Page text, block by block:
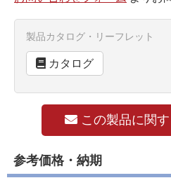
製品カタログ・リーフレット
カタログ
この製品に関
参考価格・納期